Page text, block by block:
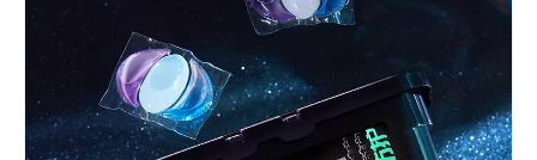
Hvorfor globale merkevarer nå foretrekker vaskerom – innsikt fra OEM-fabrikken vår i Kina
Collar & Cuff Stain Remover Spray OEM-produsent i Kina
Den ultimate guiden til oppvaskmidler: Pods vs. Nettbrett vs. Pulver